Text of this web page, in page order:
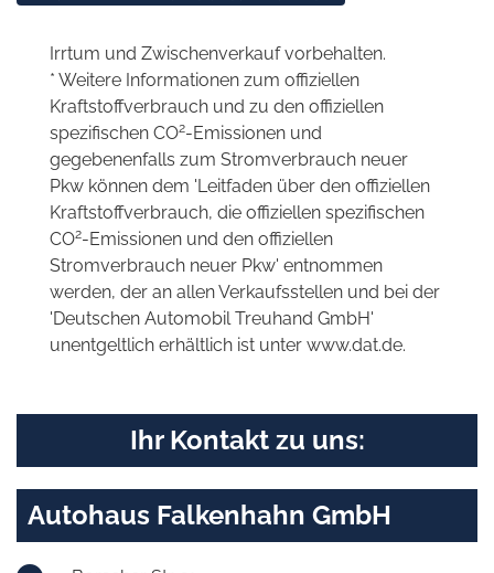
Irrtum und Zwischenverkauf vorbehalten.
* Weitere Informationen zum offiziellen
Kraftstoffverbrauch und zu den offiziellen
spezifischen CO2-Emissionen und
gegebenenfalls zum Stromverbrauch neuer
Pkw können dem 'Leitfaden über den offiziellen
Kraftstoffverbrauch, die offiziellen spezifischen
CO2-Emissionen und den offiziellen
Stromverbrauch neuer Pkw' entnommen
werden, der an allen Verkaufsstellen und bei der
'Deutschen Automobil Treuhand GmbH'
unentgeltlich erhältlich ist unter www.dat.de.
Ihr Kontakt zu uns:
Autohaus Falkenhahn GmbH